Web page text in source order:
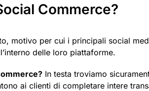
Commerce?
motivo per cui i principali social
delle loro piattaforme.
In testa troviamo
ai clienti di completare intere